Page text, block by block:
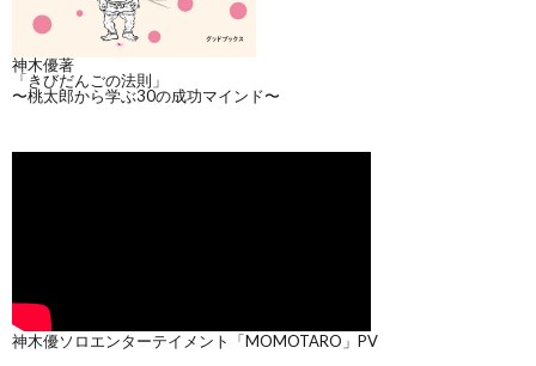
神木優著
「きびだんごの法則」
〜桃太郎から学ぶ30の成功マインド〜
神木優ソロエンターテイメント「MOMOTARO」PV